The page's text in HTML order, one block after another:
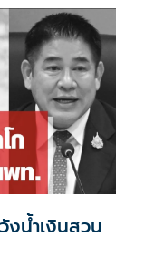
งน้ำเงินสวน